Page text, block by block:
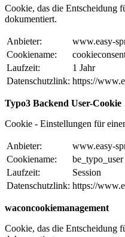
Cookie, das die Entscheidung
dokumentiert.
Anbieter:
www.easy-
Cookiename:
Laufzeit:
1 Jahr
Datenschutzlink: https://
Typo3 Backend User-Cookie
Cookie - Einstellungen für
Anbieter:
www.easy-
Cookiename:
be_typo_user
Laufzeit:
Session
Datenschutzlink: https://
waconcookiemanagement
Cookie, das die Entscheidung